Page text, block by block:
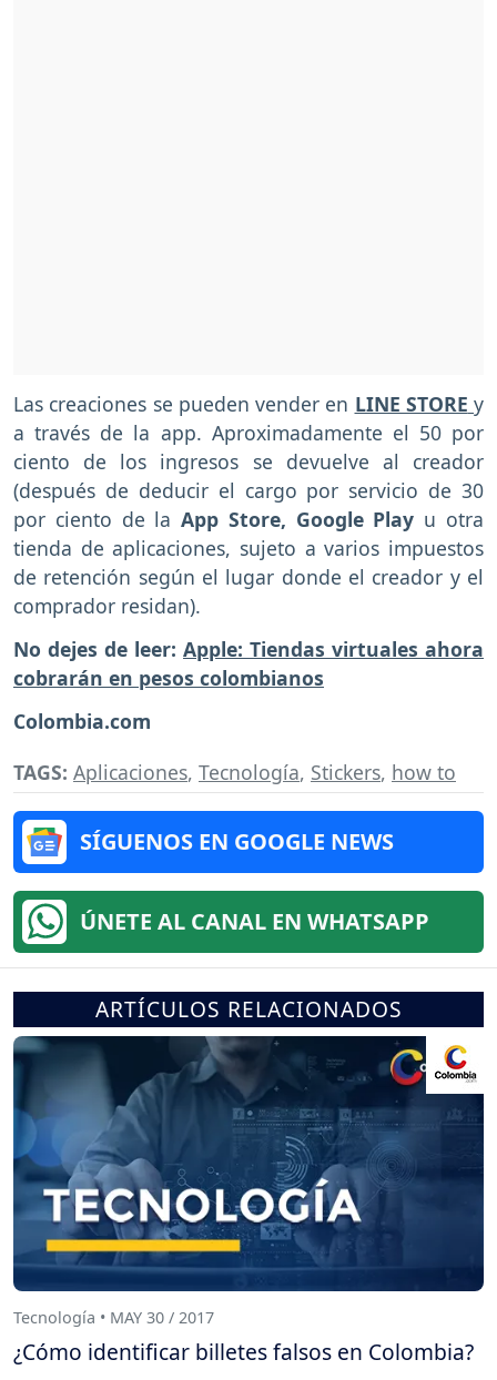
Las creaciones se pueden vender en LINE STORE y
a través de la app. Aproximadamente el 50 por
ciento de los ingresos se devuelve al creador
(después de deducir el cargo por servicio de 30
por ciento de laApp Store, Google Play u otra
tienda de aplicaciones, sujeto a varios impuestos
de retención según el lugar donde el creador y el
comprador residan).
No dejes de leer: Apple: Tiendas virtuales ahora
cobrarán en pesos colombianos
Colombia.com
TAGS: Aplicaciones, Tecnología, Stickers, how to
SÍGUENOS EN GOOGLE NEWS
ÚNETE AL CANAL EN WHATSAPP
ARTÍCULOS RELACIONADOS
Tecnología • MAY 30 / 2017
¿Cómo identificar billetes falsos en Colombia?